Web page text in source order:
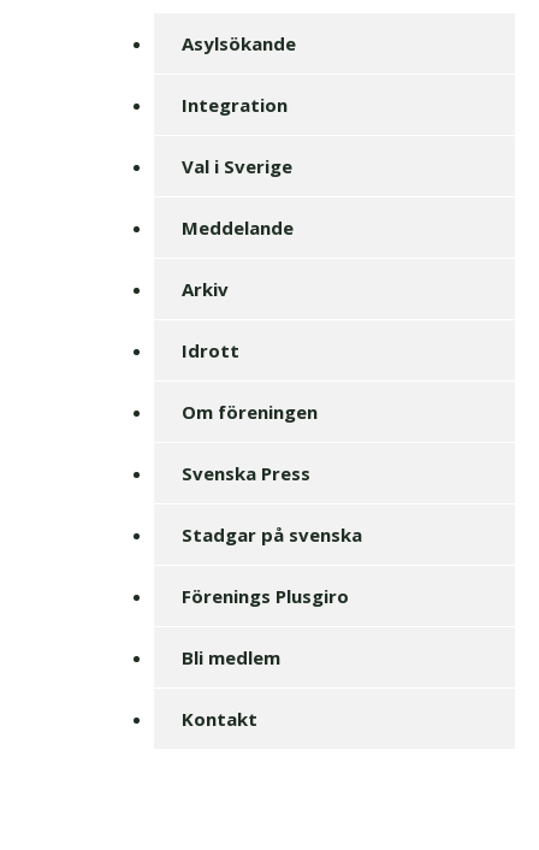
Asylsökande
Integration
Val i Sverige
Meddelande
Arkiv
Idrott
Om föreningen
Svenska Press
Stadgar på svenska
Förenings Plusgiro
Bli medlem
Kontakt